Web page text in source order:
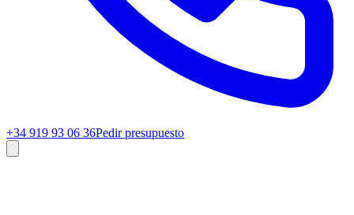
+34 919 93 06 36Pedir presupuesto